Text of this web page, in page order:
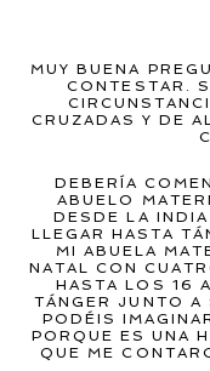
MUY BUENA
CONTESTAR.
CRUZADAS Y DE
DEBERÍA
ABUELO
DESDE LA
LLEGAR HASTA
MI ABUELA
NATAL CON
HASTA LOS 16
TÁNGER JUNTO A
PODÉIS
PORQUE ES UNA
QUE ME